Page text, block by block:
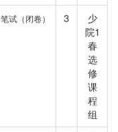
笔试（闭卷） 3
少
院1
春
选
修
课
程
组